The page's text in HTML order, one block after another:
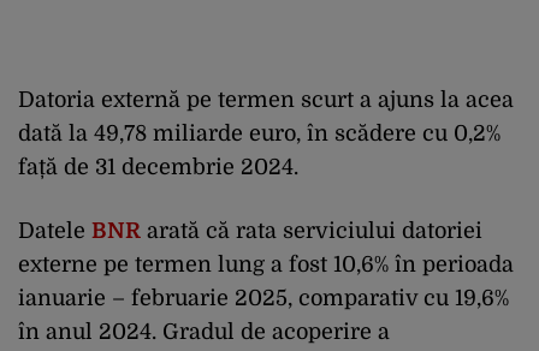
Datoria externă pe termen scurt a ajuns la acea
dată la 49,78 miliarde euro, în scădere cu 0,2%
față de 31 decembrie 2024.
Datele BNR arată că rata serviciului datoriei
externe pe termen lung a fost 10,6% în perioada
ianuarie – februarie 2025, comparativ cu 19,6%
în anul 2024. Gradul de acoperire a